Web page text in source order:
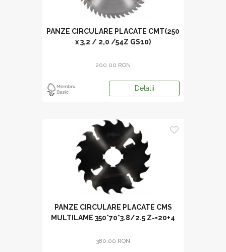
PANZE CIRCULARE PLACATE CMT(250
x 3,2 / 2,0 /54Z GS10)
200.00 RON
Detalii
PANZE CIRCULARE PLACATE CMS
MULTILAME 350*70*3.8/2.5 Z-=20+4
380.00 RON